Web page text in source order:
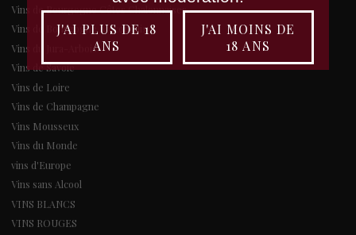
Vins de Bourgogne Côtes Chalonnaises
Vins de Bourgogne Mâconnais
Vins du Jura-Arbois
Vins de Savoie
Vins de Loire
Vins de Champagne
Vins Mousseux
Vins du Monde
vins d'Europe
Vins sans Alcool
VINS BLANCS
VINS ROUGES
J'AI PLUS DE 18
ANS
J'AI MOINS DE
18 ANS